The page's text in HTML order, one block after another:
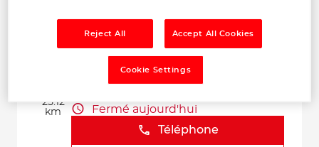
25.12
km
GARAGE DE L'ETOILE
1422 Route du Stade
Fermé aujourd'hui
Téléphone
Reject All Accept All Cookies
Cookie Settings